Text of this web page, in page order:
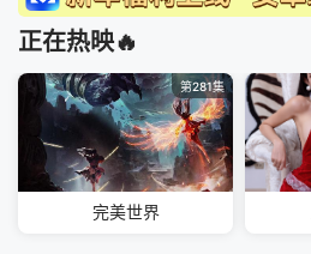
正在热映🔥
第281集
完美世界